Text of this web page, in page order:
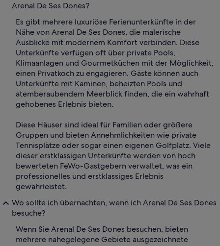
Arenal De Ses Dones?
Es gibt mehrere luxuriöse Ferienunterkünfte in der
Nähe von Arenal De Ses Dones, die malerische
Ausblicke mit modernem Komfort verbinden. Diese
Unterkünfte verfügen oft über private Pools,
Klimaanlagen und Gourmetküchen mit der Möglichkeit,
einen Privatkoch zu engagieren. Gäste können auch
Unterkünfte mit Kaminen, beheizten Pools und
atemberaubendem Meerblick finden, die ein wahrhaft
gehobenes Erlebnis bieten.
Diese Häuser sind ideal für Familien oder größere
Gruppen und bieten Annehmlichkeiten wie private
Tennisplätze oder sogar einen eigenen Golfplatz. Viele
dieser erstklassigen Unterkünfte werden von hoch
bewerteten FeWo-Gastgebern verwaltet, was ein
professionelles und erstklassiges Erlebnis
gewährleistet.
Wo sollte ich übernachten, wenn ich Arenal De Ses Dones
besuche?
Wenn Sie Arenal De Ses Dones besuchen, bieten
mehrere nahegelegene Gebiete ausgezeichnete